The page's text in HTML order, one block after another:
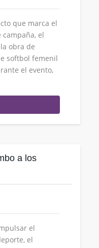
que marca el
el
obra de
softbol femenil
el evento,
a los
el
el